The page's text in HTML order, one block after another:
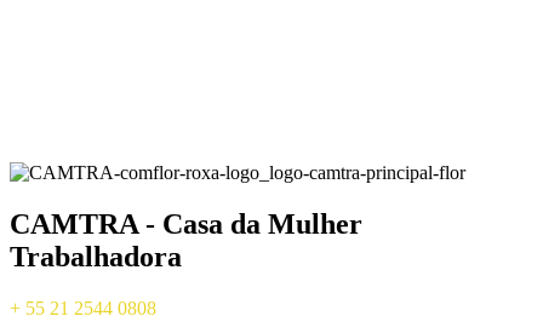
CAMTRA - Casa da Mulher
Trabalhadora
+ 55 21 2544 0808